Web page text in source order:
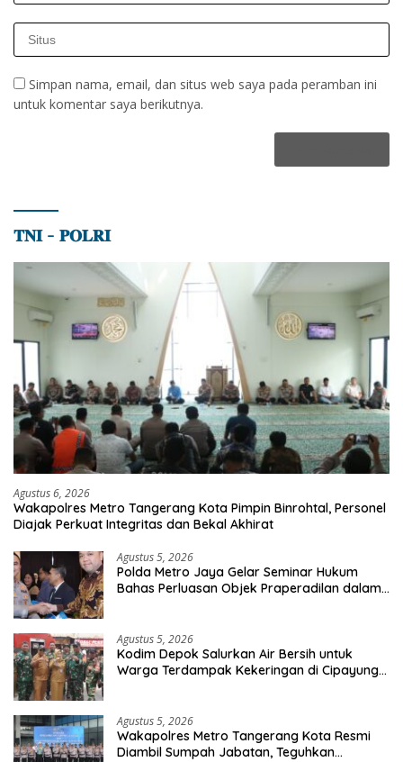
Simpan nama, email, dan situs web saya pada peramban ini
untuk komentar saya berikutnya.
𝐓𝐍𝐈 – 𝐏𝐎𝐋𝐑𝐈
Agustus 6, 2026
Wakapolres Metro Tangerang Kota Pimpin Binrohtal, Personel
Diajak Perkuat Integritas dan Bekal Akhirat
Agustus 5, 2026
Polda Metro Jaya Gelar Seminar Hukum
Bahas Perluasan Objek Praperadilan dalam
Agustus 5, 2026
Kodim Depok Salurkan Air Bersih untuk
Warga Terdampak Kekeringan di Cipayung
Agustus 5, 2026
Wakapolres Metro Tangerang Kota Resmi
Diambil Sumpah Jabatan, Teguhkan